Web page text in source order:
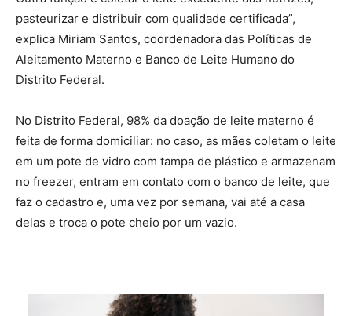
pasteurizar e distribuir com qualidade certificada”,
explica Miriam Santos, coordenadora das Políticas de
Aleitamento Materno e Banco de Leite Humano do
Distrito Federal.
No Distrito Federal, 98% da doação de leite materno é
feita de forma domiciliar: no caso, as mães coletam o leite
em um pote de vidro com tampa de plástico e armazenam
no freezer, entram em contato com o banco de leite, que
faz o cadastro e, uma vez por semana, vai até a casa
delas e troca o pote cheio por um vazio.